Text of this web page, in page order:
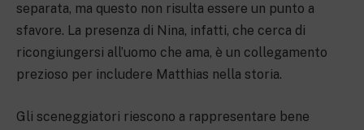
separata, ma questo non risulta essere un punto a
sfavore. La presenza di Nina, infatti, che cerca di
ricongiungersi all’uomo che ama, è un collegamento
prezioso per includere Matthias nella storia.
Gli sceneggiatori riescono a rappresentare bene